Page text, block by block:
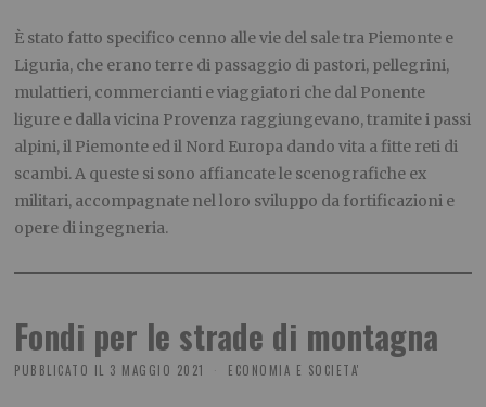
È stato fatto specifico cenno alle vie del sale tra Piemonte e
Liguria, che erano terre di passaggio di pastori, pellegrini,
mulattieri, commercianti e viaggiatori che dal Ponente
ligure e dalla vicina Provenza raggiungevano, tramite i passi
alpini, il Piemonte ed il Nord Europa dando vita a fitte reti di
scambi. A queste si sono affiancate le scenografiche ex
militari, accompagnate nel loro sviluppo da fortificazioni e
opere di ingegneria.
Fondi per le strade di montagna
PUBBLICATO IL 3 MAGGIO 2021 ECONOMIA E SOCIETA'